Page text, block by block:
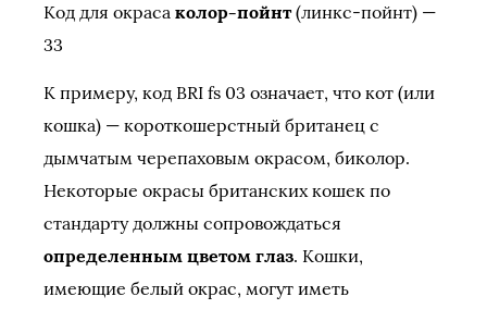
Код для окраса колор-пойнт(линкс-пойнт) —
33
К примеру, код BRI fs 03 означает, что кот (или
кошка) — короткошерстный британец с
дымчатым черепаховым окрасом, биколор.
Некоторые окрасы британских кошек по
стандарту должны сопровождаться
определенным цветом глаз. Кошки,
имеющие белый окрас, могут иметь